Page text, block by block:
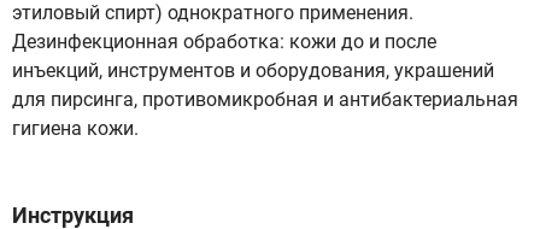
этиловый спирт) однократного применения.
Дезинфекционная обработка: кожи до и после
инъекций, инструментов и оборудования, украшений
для пирсинга, противомикробная и антибактериальная
гигиена кожи.
Инструкция